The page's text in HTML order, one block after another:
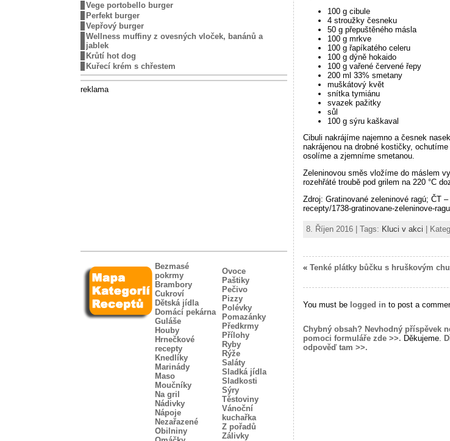
Vege portobello burger
Perfekt burger
Vepřový burger
Wellness muffiny z ovesných vloček, banánů a
jablek
Krůtí hot dog
Kuřecí krém s chřestem
reklama
Bezmasé
pokrmy
Brambory
Cukroví
Dětská jídla
Domácí pekárna
Guláše
Houby
Hrnečkové
recepty
Knedlíky
Marinády
Maso
Moučníky
Na gril
Nádivky
Nápoje
Nezařazené
Obilniny
Ovoce
Paštiky
Pečivo
Pizzy
Polévky
Pomazánky
Předkrmy
Přílohy
Ryby
Rýže
Saláty
Sladká jídla
Sladkosti
Sýry
Těstoviny
Vánoční
kuchařka
Z pořadů
Zálivky
100 g cibule
4 stroužky česneku
50 g přepuštěného másla
100 g mrkve
100 g řapíkatého celeru
100 g dýně hokaido
100 g vařené červené řepy
200 ml 33% smetany
muškátový květ
snítka tymiánu
svazek pažitky
sůl
100 g sýru kaškaval
Cibuli nakrájíme najemno a česnek
nakrájenou na drobné kostičky,
osolíme a zjemníme smetanou.
Zeleninovou směs vložíme do máslem
rozehřáté troubě pod grilem na 220 °C
Zdroj: Gratinované zeleninové ragú; ČT
recepty/1738-gratinovane-zeleninove-
8. Říjen 2016 | Tags: Kluci v akci |
« Tenké plátky bůčku s hruškovým
You must be logged in to post a
Chybný obsah? Nevhodný příspěvek
pomoci formuláře zde >>. Děkujeme.
odpověď tam >>.